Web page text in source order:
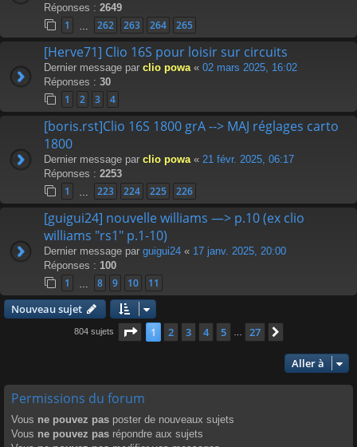
Réponses : 2649
1 262 263 264 265
[Herve71] Clio 16S pour loisir sur circuits
Dernier message par clio powa « 02 mars 2025, 16:02
Réponses : 30
1 2 3 4
[boris.rst]Clio 16S 1800 grA --> MAJ réglages carto
1800
Dernier message par clio powa « 21 févr. 2025, 06:17
Réponses : 2253
1 223 224 225 226
[guigui24] nouvelle williams —> p.10 (ex clio
williams "rs1" p.1-10)
Dernier message par guigui24 « 17 janv. 2025, 20:00
Réponses : 100
1 8 9 10 11
Nouveau sujet
804 sujets Page 1sur27
1 2 3 4 5 27
Aller à
Permissions du forum
Vous ne pouvez pas poster de nouveaux sujets
Vous ne pouvez pas répondre aux sujets